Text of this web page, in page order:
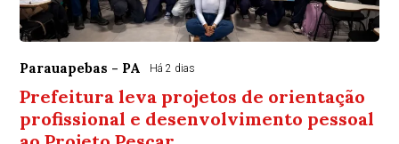
Parauapebas - PA Há 2 dias
Prefeitura leva projetos de orientação
profissional e desenvolvimento pessoal